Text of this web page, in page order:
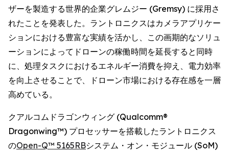
ザーを製造する世界的企業グレムジー (Gremsy) に採用さ
れたことを発表した。ラントロニクスはカメラアプリケー
ションにおける豊富な実績を活かし、この画期的なソリュ
ーションによってドローンの稼働時間を延長すると同時
に、処理タスクにおけるエネルギー消費を抑え、電力効率
を向上させることで、ドローン市場における存在感を一層
高めている。
クアルコムドラゴンウィング (Qualcomm®
Dragonwing™) プロセッサーを搭載したラントロニクス
のOpen-Q™ 5165RBシステム・オン・モジュール (SoM)